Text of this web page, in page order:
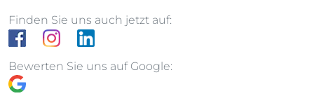
Finden Sie uns auch jetzt auf:
Bewerten Sie uns auf Google: